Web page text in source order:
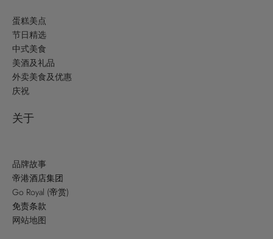
蛋糕美点
节日精选
中式美食
美酒及礼品
外卖美食及优惠
庆祝
关于
品牌故事
帝港酒店集团
Go Royal (帝赏)
免责条款
网站地图